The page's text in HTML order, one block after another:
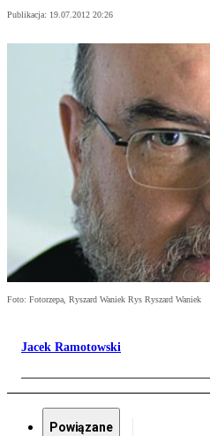
Publikacja: 19.07.2012 20:26
Foto: Fotorzepa, Ryszard Waniek Rys Ryszard Waniek
Jacek Ramotowski
Powiązane